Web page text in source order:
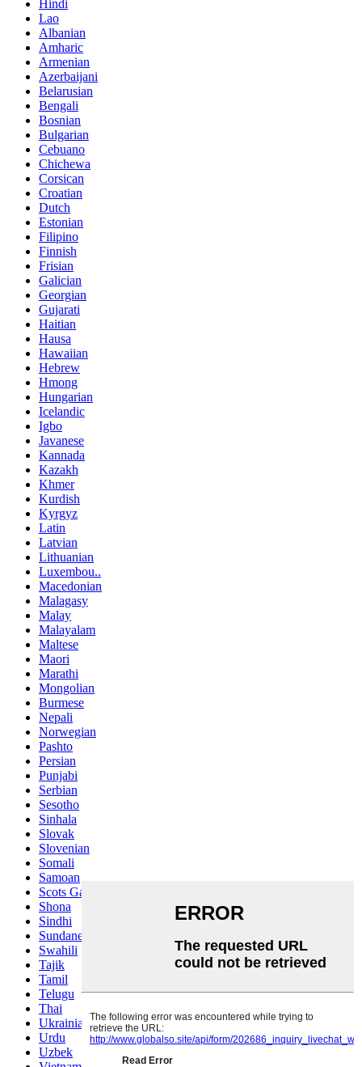
Hindi
Lao
Albanian
Amharic
Armenian
Azerbaijani
Belarusian
Bengali
Bosnian
Bulgarian
Cebuano
Chichewa
Corsican
Croatian
Dutch
Estonian
Filipino
Finnish
Frisian
Galician
Georgian
Gujarati
Haitian
Hausa
Hawaiian
Hebrew
Hmong
Hungarian
Icelandic
Igbo
Javanese
Kannada
Kazakh
Khmer
Kurdish
Kyrgyz
Latin
Latvian
Lithuanian
Luxembou..
Macedonian
Malagasy
Malay
Malayalam
Maltese
Maori
Marathi
Mongolian
Burmese
Nepali
Norwegian
Pashto
Persian
Punjabi
Serbian
Sesotho
Sinhala
Slovak
Slovenian
Somali
Samoan
Scots Gaelic
Shona
Sindhi
Sundanese
Swahili
Tajik
Tamil
Telugu
Thai
Ukrainian
Urdu
Uzbek